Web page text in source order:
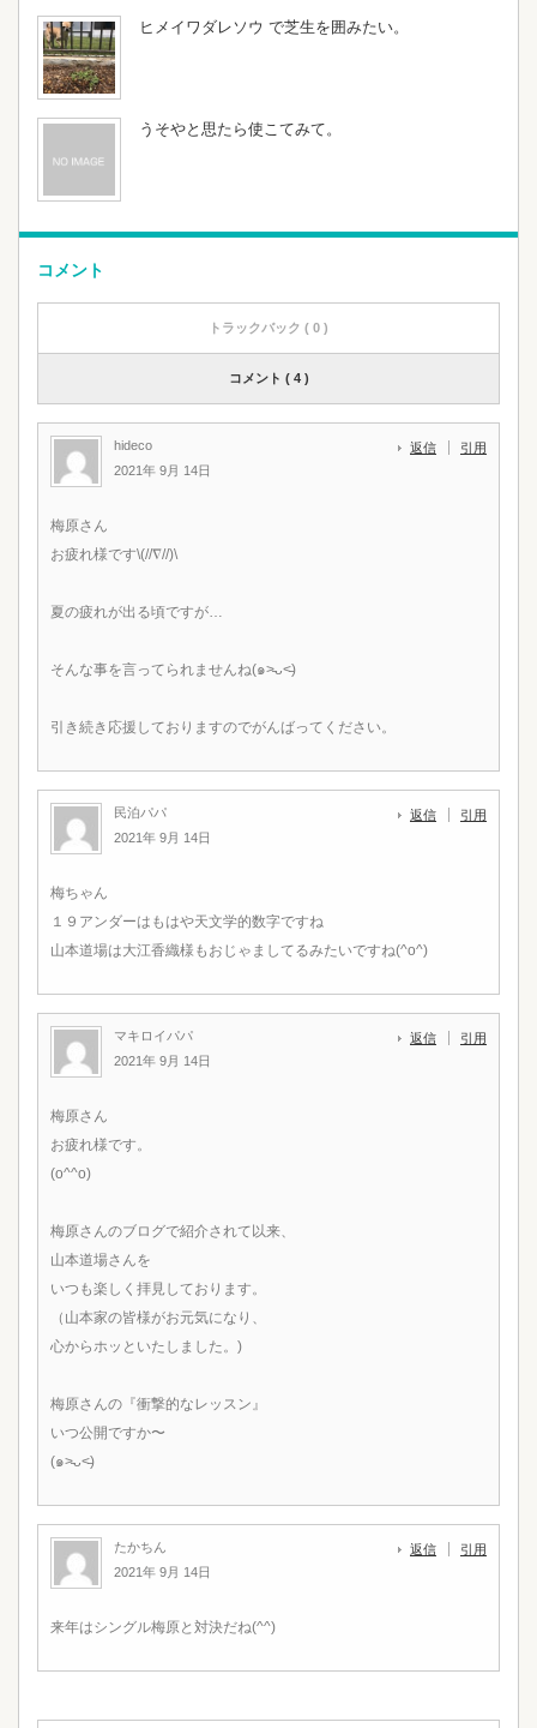
ヒメイワダレソウ で芝生を囲みたい。
うそやと思たら使こてみて。
コメント
トラックバック ( 0 )
コメント ( 4 )
hideco
2021年 9月 14日
返信 引用
梅原さん
お疲れ様です\(//∇//)\
夏の疲れが出る頃ですが…
そんな事を言ってられませんね(๑˃̵ᴗ˂̵)
引き続き応援しておりますのでがんばってください。
民泊パパ
2021年 9月 14日
返信 引用
梅ちゃん
１９アンダーはもはや天文学的数字ですね
山本道場は大江香織様もおじゃましてるみたいですね(^o^)
マキロイパパ
2021年 9月 14日
返信 引用
梅原さん
お疲れ様です。
(o^^o)
梅原さんのブログで紹介されて以来、
山本道場さんを
いつも楽しく拝見しております。
（山本家の皆様がお元気になり、
心からホッといたしました。)
梅原さんの『衝撃的なレッスン』
いつ公開ですか〜
(๑˃̵ᴗ˂̵)
たかちん
2021年 9月 14日
返信 引用
来年はシングル梅原と対決だね(^^)